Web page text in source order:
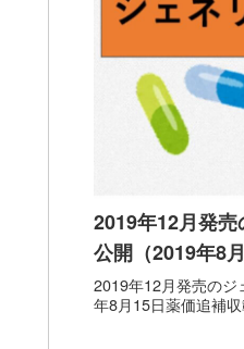
2019年12月発
公開（2019年8
2019年12月発売のジ
年8月15日薬価追補